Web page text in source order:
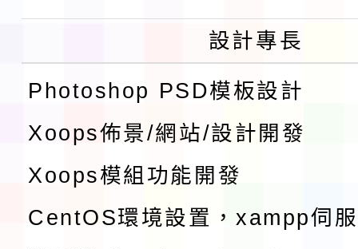
設計專長
Photoshop PSD模板設計
Xoops佈景/網站/設計開發
Xoops模組功能開發
CentOS環境設置，xampp伺